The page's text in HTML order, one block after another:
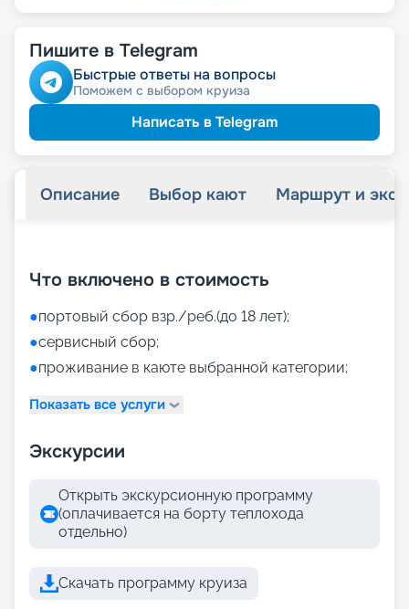
Пишите в Telegram
Быстрые ответы на вопросы
Поможем с выбором круиза
Написать в Telegram
Описание Выбор кают Маршрут и
Что включено в стоимость
●портовый сбор взр./реб.(до 18 лет);
●сервисный сбор;
●проживание в каюте выбранной категории;
Показать все услуги
Экскурсии
Открыть экскурсионную программу
(оплачивается на борту теплохода
отдельно)
Скачать программу круиза